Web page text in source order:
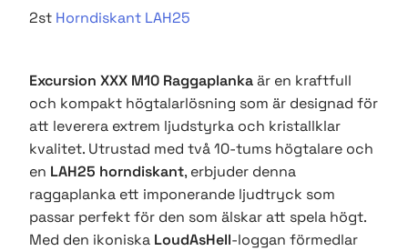
2st Horndiskant LAH25
Excursion XXX M10 Raggaplankaär en kraftfull
och kompakt högtalarlösning som är designad för
att leverera extrem ljudstyrka och kristallklar
kvalitet. Utrustad med två 10-tums högtalare och
en LAH25 horndiskant, erbjuder denna
raggaplanka ett imponerande ljudtryck som
passar perfekt för den som älskar att spela högt.
Med den ikoniska LoudAsHell-loggan förmedlar